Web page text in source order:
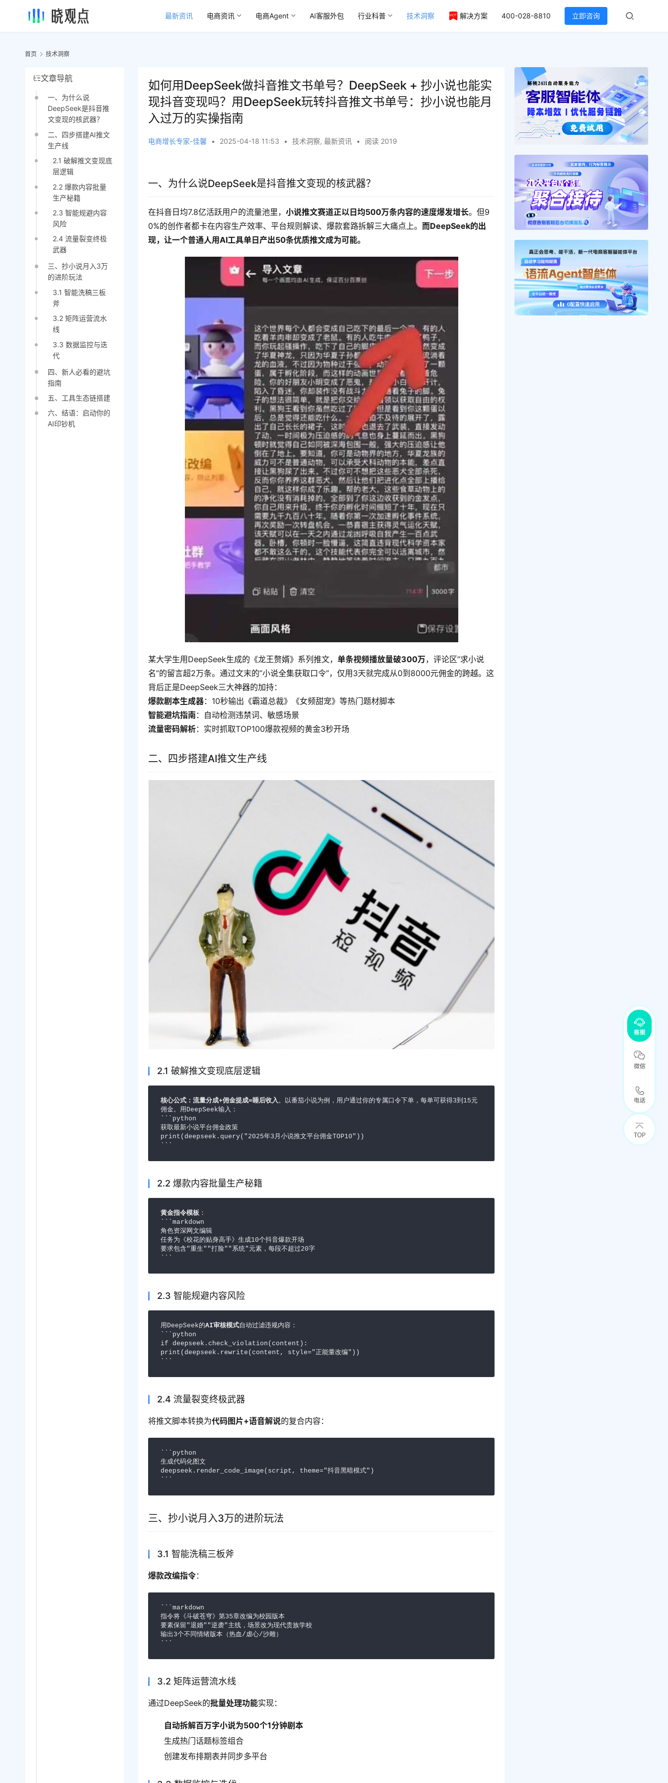
最新资讯 电商资讯 电商Agent AI客服外包 行业科普 技术洞察 解决方案 400-028-8810 立即咨询
首页 技术洞察
文章导航
一、为什么说
DeepSeek是抖音推
文变现的核武器？
二、四步搭建AI推文
生产线
2.1 破解推文变现底
层逻辑
2.2 爆款内容批量
生产秘籍
2.3 智能规避内容
风险
2.4 流量裂变终极
武器
三、抄小说月入3万
的进阶玩法
3.1 智能洗稿三板
斧
3.2 矩阵运营流水
线
3.3 数据监控与迭
代
四、新人必看的避坑
指南
五、工具生态链搭建
六、结语：启动你的
AI印钞机
如何用DeepSeek做抖音推文书单号？DeepSeek + 抄小说也能实
现抖音变现吗？用DeepSeek玩转抖音推文书单号：抄小说也能月
入过万的实操指南
电商增长专家-佳馨 • 2025-04-18 11:53 • 技术洞察,最新资讯 • 阅读 2019
一、为什么说DeepSeek是抖音推文变现的核武器？
在抖音日均7.8亿活跃用户的流量池里，小说推文赛道正以日均500万条内容的速度爆发增长。但9
0%的创作者都卡在内容生产效率、平台规则解读、爆款套路拆解三大痛点上。而DeepSeek的出
现，让一个普通人用AI工具单日产出50条优质推文成为可能。
某大学生用DeepSeek生成的《龙王赘婿》系列推文，单条视频播放量破300万，评论区”求小说
名”的留言超2万条。通过文末的”小说全集获取口令”，仅用3天就完成从0到8000元佣金的跨越。这
背后正是DeepSeek三大神器的加持：
爆款剧本生成器：10秒输出《霸道总裁》《女频甜宠》等热门题材脚本
智能避坑指南：自动检测违禁词、敏感场景
流量密码解析：实时抓取TOP100爆款视频的黄金3秒开场
二、四步搭建AI推文生产线
2.1 破解推文变现底层逻辑
核心公式：流量分成+佣金提成=睡后收入。以番茄小说为例，用户通过你的专属口令下单，每单可获得3到15元
佣金。用DeepSeek输入：
```python
获取最新小说平台佣金政策
print(deepseek.query("2025年3月小说推文平台佣金TOP10"))
2.2 爆款内容批量生产秘籍
黄金指令模板 ：
```markdown
角色资深网文编辑
任务为《校花的贴身高手》生成10个抖音爆款开场
要求包含"重生""打脸""系统"元素，每段不超过20字
2.3 智能规避内容风险
用DeepSeek的AI审核模式自动过滤违规内容：
```python
if deepseek.check_violation(content):
print(deepseek.rewrite(content, style="正能量改编"))
2.4 流量裂变终极武器
将推文脚本转换为代码图片+语音解说的复合内容：
```python
生成代码化图文
deepseek.render_code_image(script, theme="抖音黑暗模式")
三、抄小说月入3万的进阶玩法
3.1 智能洗稿三板斧
爆款改编指令：
```markdown
指令将《斗破苍穹》第35章改编为校园版本
要素保留"退婚""逆袭"主线，场景改为现代贵族学校
输出3个不同情绪版本（热血/虐心/沙雕）
3.2 矩阵运营流水线
通过DeepSeek的批量处理功能实现：
自动拆解百万字小说为500个1分钟剧本
生成热门话题标签组合
创建发布排期表并同步多平台